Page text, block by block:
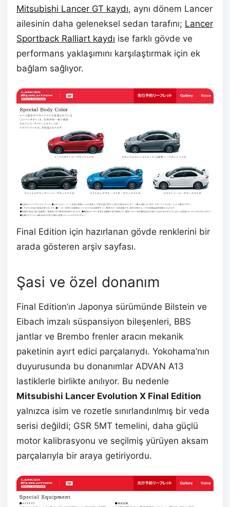
Mitsubishi Lancer GT kaydı, aynı dönem Lancer
ailesinin daha geleneksel sedan tarafını; Lancer
Sportback Ralliart kaydı ise farklı gövde ve
performans yaklaşımını karşılaştırmak için ek
bağlam sağlıyor.
Final Edition için hazırlanan gövde renklerini bir
arada gösteren arşiv sayfası.
Şasi ve özel donanım
Final Edition’ın Japonya sürümünde Bilstein ve
Eibach imzalı süspansiyon bileşenleri, BBS
jantlar ve Brembo frenler aracın mekanik
paketinin ayırt edici parçalarıydı. Yokohama’nın
duyurusunda bu donanımlar ADVAN A13
lastiklerle birlikte anılıyor. Bu nedenle
Mitsubishi Lancer Evolution X Final Edition
yalnızca isim ve rozetle sınırlandırılmış bir veda
serisi değildi; GSR 5MT temelini, daha güçlü
motor kalibrasyonu ve seçilmiş yürüyen aksam
parçalarıyla bir araya getiriyordu.